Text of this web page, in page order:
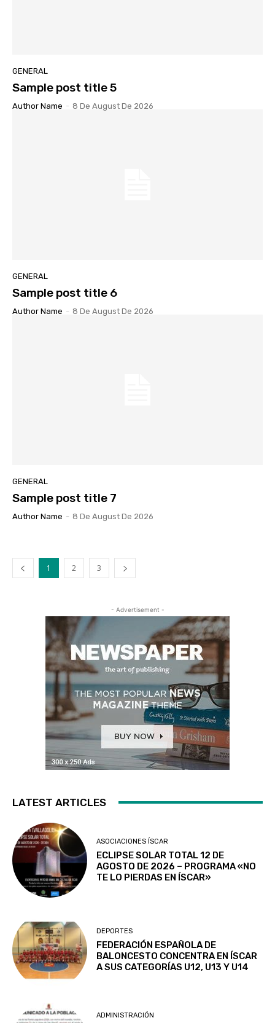
GENERAL
Sample post title 5
Author Name - 8 De August De 2026
GENERAL
Sample post title 6
Author Name - 8 De August De 2026
GENERAL
Sample post title 7
Author Name - 8 De August De 2026
1 2 3
- Advertisement -
LATEST ARTICLES
ASOCIACIONES ÍSCAR
ECLIPSE SOLAR TOTAL 12 DE
AGOSTO DE 2026 – PROGRAMA «NO
TE LO PIERDAS EN ÍSCAR»
DEPORTES
FEDERACIÓN ESPAÑOLA DE
BALONCESTO CONCENTRA EN ÍSCAR
A SUS CATEGORÍAS U12, U13 Y U14
ADMINISTRACIÓN